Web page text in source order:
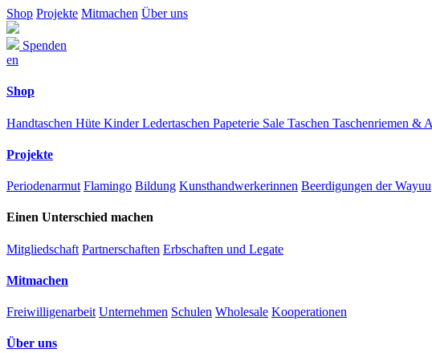
Shop Projekte Mitmachen Über uns
Spenden
en
Shop
Handtaschen Hüte KinderLedertaschen Papeterie Sale Taschen Taschenriemen &
Projekte
Periodenarmut Flamingo Bildung Kunsthandwerkerinnen Beerdigungen der Wayuu
Einen Unterschied machen
Mitgliedschaft Partnerschaften Erbschaften und Legate
Mitmachen
Freiwilligenarbeit Unternehmen Schulen Wholesale Kooperationen
Über uns